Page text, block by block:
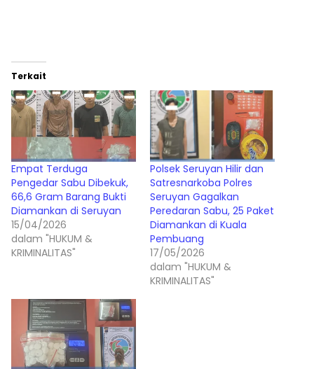
Terkait
Empat Terduga
Pengedar Sabu Dibekuk,
66,6 Gram Barang Bukti
Diamankan di Seruyan
15/04/2026
dalam "HUKUM &
KRIMINALITAS"
Polsek Seruyan Hilir dan
Satresnarkoba Polres
Seruyan Gagalkan
Peredaran Sabu, 25 Paket
Diamankan di Kuala
Pembuang
17/05/2026
dalam "HUKUM &
KRIMINALITAS"